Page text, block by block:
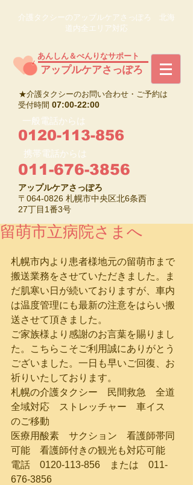
介護タクシーのアップルケアさっぽろ 北海
道内全エリア対応
​アップルケアさっぽろ
あんしん＆べんりなサポート
★介護タクシーのお問い合わせ・ご予約は
受付時間 07:00-22:00
0120-113-856
一般電話からは
携帯電話からは
011-676-3856
アップルケアさっぽろ
〒064-0826 札幌市中央区北6条西
27丁目1番3号
留萌市立病院さまへ
札幌市内より患者様地元の留萌市まで
搬送業務をさせていただきました。ま
だ肌寒い日が続いておりますが、車内
は温度管理にも最新の注意をはらい搬
送させて頂きました。
ご家族様より感謝のお言葉を賜りまし
た。こちらこそご利用誠にありがとう
ございました。一日も早いご回復、お
祈りいたしております。
札幌の介護タクシー　民間救急　全道
全域対応　ストレッチャー　車イス
のご移動
医療用酸素　サクション　看護師帯同
可能　看護師付きの観光も対応可能
電話　0120-113-856　または　011-
676-3856